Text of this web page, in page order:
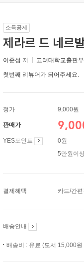
소득공제
제라르 드 네르
이준섭 저 고려대학교출판부
첫번째 리뷰어가 되어주세요.
정가 9,000원
판매가
YES포인트
0원
5만원이
결제혜택 카드/간
배송안내
배송비 : 유료 (도서 15,000원